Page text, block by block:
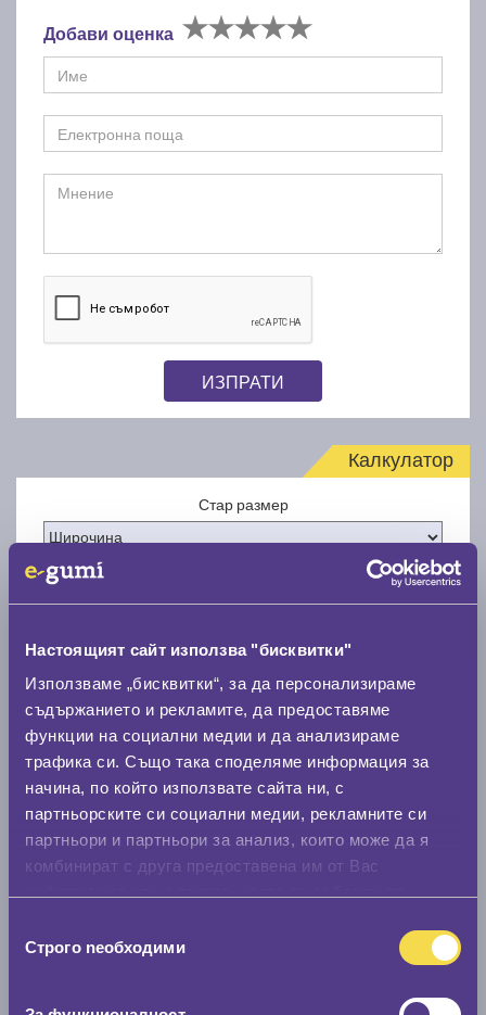
Настоящият сайт използва "бисквитки"
Използваме „бисквитки“, за да персонализираме
съдържанието и рекламите, да предоставяме
функции на социални медии и да анализираме
трафика си. Също така споделяме информация за
начина, по който използвате сайта ни, с
партньорските си социални медии, рекламните си
партньори и партньори за анализ, които може да я
комбинират с друга предоставена им от Вас
наСтрого nеобходими
Добави оценка
ИЗПРАТИ
Калкулатор
Стар размер
Нов размер
Стар размер
0 мм.